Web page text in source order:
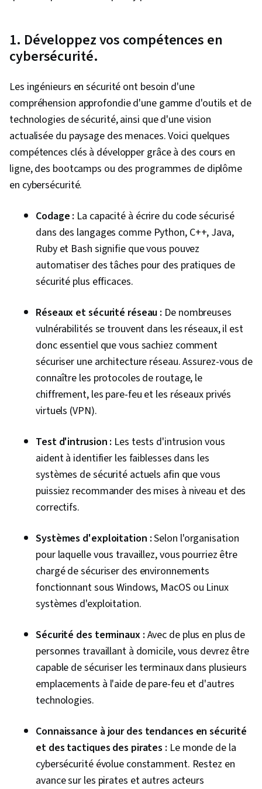
Cybersécurité, Contrôles de sécurité,
Gestion des identités et des accès, Sécurité
des données, Objectifs de contrôle pour les
technologies connexes (COBIT), Continuité des
activités, Plates-formes d'informatique en
nuage, Conformité réglementaire, Gestion de
l'informatique en nuage, Normes de
l'informatique en nuage, Droit, réglementation
et conformité, Gestion des données, Détection
des menaces, Cyber-gouvernance,
Gestion de la sécurité, Gouvernance Gestion
des risques et conformité, Planification de la
continuité des activités, Authentification
multifactorielle, IA générative, Risque
cybernétique, Gouvernance des données,
des points finaux, Réponse aux incidents,
Attaques par déni de service distribué (DDoS),
Gestion des menaces, Cyber-attaques, Gestion
des événements, Politiques de cybersécurité,
Détection des points finaux et réponse,
Protection contre les logiciels malveillants,
Cryptage, Protocoles cryptographiques,
systèmes d'information, Architecture de la
sécurité informatique, Sécurité des
applications, Sécurité du courrier électronique,
Logiciels de productivité, Infrastructure
informatique, Prévention de la perte de
Architecture des ordinateurs, Plates-formes
informatiques, Connaissance de l'IA,
Architectures de modèles génératifs, Reprise
après sinistre, Contrôle d'accès basé sur les
rôles (RBAC), Accès au réseau sans confiance,
Provisionnement des utilisateurs, Sécurité des
entreprises, Internet des objets, Codage
sécurisé, Gestion des actifs, Analyse de la
vulnérabilité, Interface de ligne de commande,
Réseaux privés virtuels (VPN), Outils de test,
Logiciel de sécurité, Windows PowerShell,
Tests de sécurité, Évaluation de la
cybersécurité, Évaluations de la vulnérabilité,
Test du système
1. Développez vos compétences en
cybersécurité.
Les ingénieurs en sécurité ont besoin d'une
compréhension approfondie d'une gamme d'outils et de
technologies de sécurité, ainsi que d'une vision
actualisée du paysage des menaces. Voici quelques
compétences clés à développer grâce à des cours en
ligne, des bootcamps ou des programmes de diplôme
en cybersécurité.
Codage : La capacité à écrire du code sécurisé
dans des langages comme Python, C++, Java,
Ruby et Bash signifie que vous pouvez
automatiser des tâches pour des pratiques de
sécurité plus efficaces.
Réseaux et sécurité réseau : De nombreuses
vulnérabilités se trouvent dans les réseaux, il est
donc essentiel que vous sachiez comment
sécuriser une architecture réseau. Assurez-vous de
connaître les protocoles de routage, le
chiffrement, les pare-feu et les réseaux privés
virtuels (VPN).
Test d'intrusion : Les tests d'intrusion vous
aident à identifier les faiblesses dans les
systèmes de sécurité actuels afin que vous
puissiez recommander des mises à niveau et des
correctifs.
Systèmes d'exploitation :Selon l'organisation
pour laquelle vous travaillez, vous pourriez être
chargé de sécuriser des environnements
fonctionnant sous Windows, MacOS ou Linux
systèmes d'exploitation.
Sécurité des terminaux : Avec de plus en plus de
personnes travaillant à domicile, vous devrez être
capable de sécuriser les terminaux dans plusieurs
emplacements à l'aide de pare-feu et d'autres
technologies.
Connaissance à jour des tendances en sécurité
et des tactiques des pirates : Le monde de la
cybersécurité évolue constamment. Restez en
avance sur les pirates et autres acteurs